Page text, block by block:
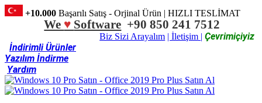
+10.000 Başarılı Satış - Orjinal Ürün | HIZLI TESLİMAT
We ♥ Software +90 850 241 7512
Biz Sizi Arayalım | İletişim | Çevrimiçiyiz
İndirimli Ürünler
Yazılım İndirme
Yardım